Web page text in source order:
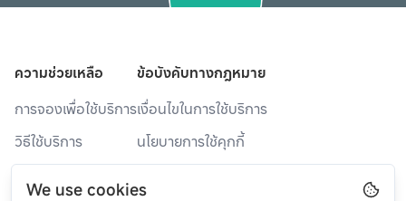
We use cookies
ความช่วยเหลือ
การจองเพื่อใช้บริการ
วิธีใช้บริการ
ข้อบังคับทางกฎหมาย
เงื่อนไขในการใช้บริการ
นโยบายการใช้คุกกี้